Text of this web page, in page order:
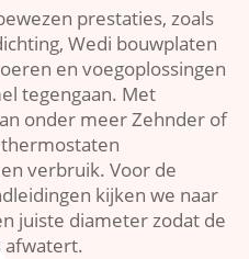
prestaties, zoals
Wedi bouwplaten
en voegoplossingen
tegengaan. Met
onder meer Zehnder of
verbruik. Voor de
kijken we naar
juiste diameter zodat de
afwatert.